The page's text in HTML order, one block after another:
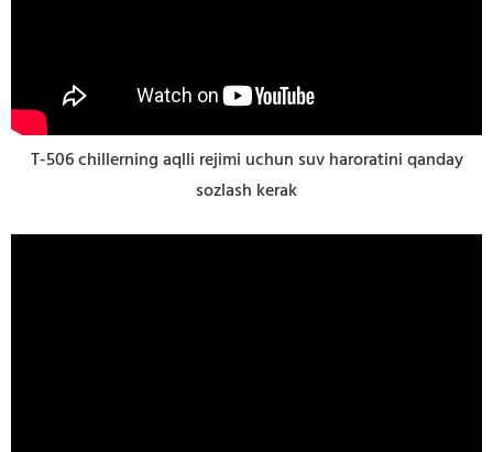
T-506 chillerning aqlli rejimi uchun suv haroratini qanday
sozlash kerak